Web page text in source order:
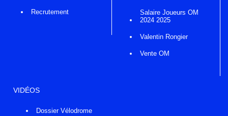
Recrutement
Salaire Joueurs OM
2024 2025
Valentin Rongier
Vente OM
VIDÉOS
Dossier Vélodrome